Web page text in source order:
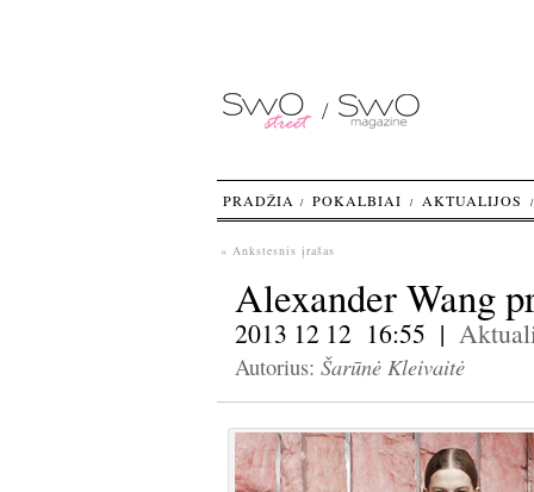
« Ankstesnis įrašas
Alexander Wang
2013 12 12 16:55 |
Autorius: Šarūnė Kleivaitė
PRADŽIA POKALBIAI AKTUALIJOS